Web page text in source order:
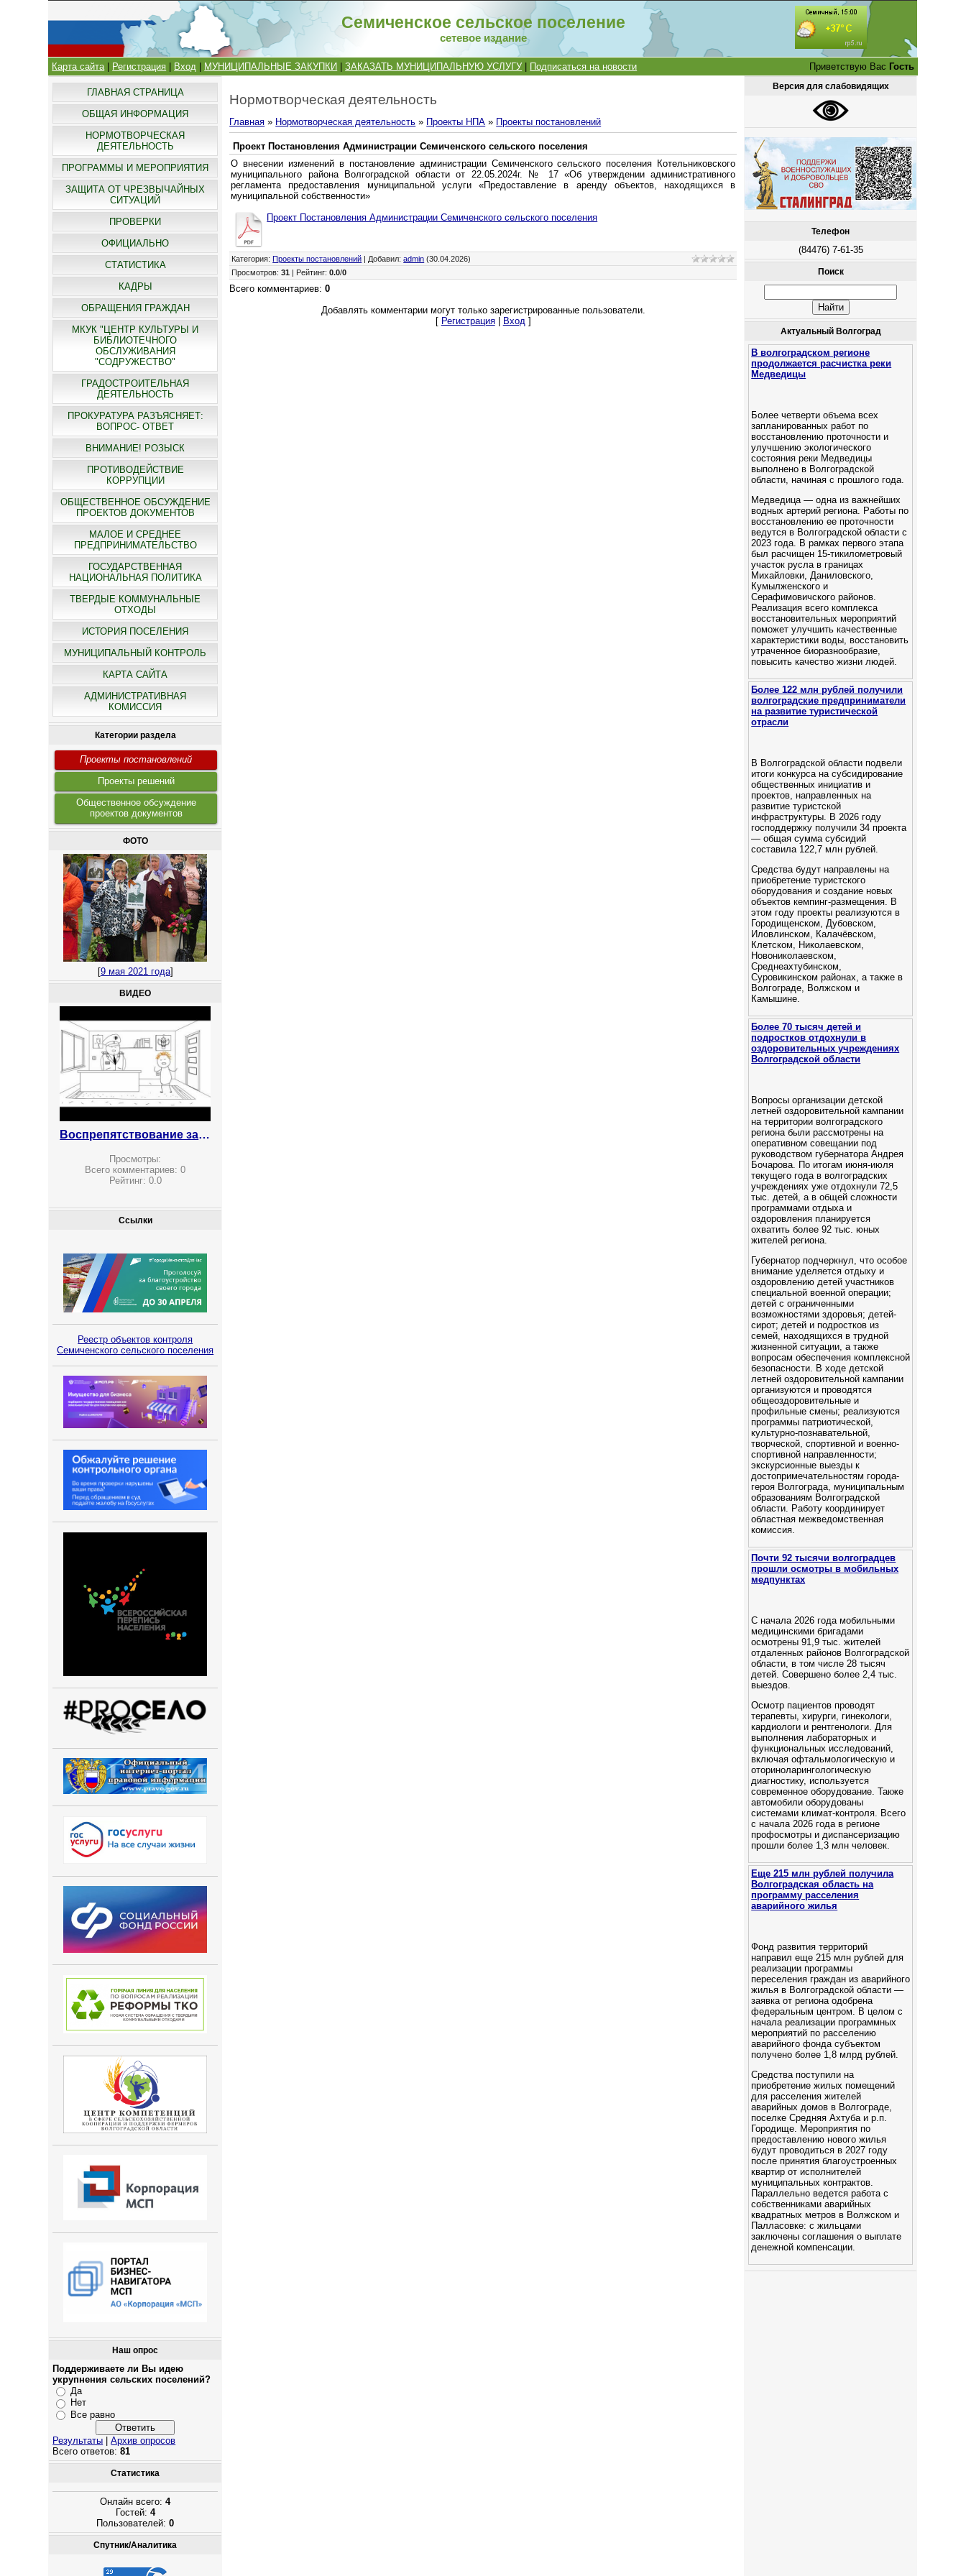
Семиченское сельское поселение
сетевое издание
Карта сайта| Регистрация Вход МУНИЦИПАЛЬНЫЕ ЗАКУПКИ |ЗАКАЗАТЬ МУНИЦИПАЛЬНУЮ УСЛУГУ Подписаться на новости Приветствую Вас Гость
ГЛАВНАЯ СТРАНИЦА
ОБЩАЯ ИНФОРМАЦИЯ
НОРМОТВОРЧЕСКАЯ
ДЕЯТЕЛЬНОСТЬ
ПРОГРАММЫ И МЕРОПРИЯТИЯ
ЗАЩИТА ОТ ЧРЕЗВЫЧАЙНЫХ
СИТУАЦИЙ
ПРОВЕРКИ
ОФИЦИАЛЬНО
СТАТИСТИКА
КАДРЫ
ОБРАЩЕНИЯ ГРАЖДАН
МКУК "ЦЕНТР КУЛЬТУРЫ И
БИБЛИОТЕЧНОГО
ОБСЛУЖИВАНИЯ
"СОДРУЖЕСТВО"
ГРАДОСТРОИТЕЛЬНАЯ
ДЕЯТЕЛЬНОСТЬ
ПРОКУРАТУРА РАЗЪЯСНЯЕТ:
ВОПРОС- ОТВЕТ
ВНИМАНИЕ! РОЗЫСК
ПРОТИВОДЕЙСТВИЕ
КОРРУПЦИИ
ОБЩЕСТВЕННОЕ ОБСУЖДЕНИЕ
ПРОЕКТОВ ДОКУМЕНТОВ
МАЛОЕ И СРЕДНЕЕ
ПРЕДПРИНИМАТЕЛЬСТВО
ГОСУДАРСТВЕННАЯ
НАЦИОНАЛЬНАЯ ПОЛИТИКА
ТВЕРДЫЕ КОММУНАЛЬНЫЕ
ОТХОДЫ
ИСТОРИЯ ПОСЕЛЕНИЯ
МУНИЦИПАЛЬНЫЙ КОНТРОЛЬ
КАРТА САЙТА
АДМИНИСТРАТИВНАЯ
КОМИССИЯ
Категории раздела
Проекты постановлений
Проекты решений
Общественное обсуждение
проектов документов
ФОТО
[9 мая 2021 года]
ВИДЕО
Воспрепятствование законной предпринимательской деятельности
Просмотры:
Всего комментариев:0
Рейтинг: 0.0
Ссылки
Реестр объектов контроля
Семиченского сельского поселения
Наш опрос
Поддерживаете ли Вы идею
укрупнения сельских поселений?
Да
Нет
Все равно
Результаты |Архив опросов
Всего ответов:81
Статистика
Онлайн всего:4
Гостей: 4
Пользователей:0
Спутник/Аналитика
Нормотворческая деятельность
Главная » Нормотворческая деятельность » Проекты НПА » Проекты постановлений
Проект Постановления Администрации Семиченского сельского поселения
О внесении изменений в постановление администрации Семиченского сельского поселения Котельниковского
муниципального района Волгоградской области от 22.05.2024г. № 17 «Об утверждении административного
регламента предоставления муниципальной услуги «Предоставление в аренду объектов, находящихся в
муниципальной собственности»
Проект Постановления Администрации Семиченского сельского поселения
Категория: Проекты постановлений Добавил:admin (30.04.2026)
Просмотров:31 Рейтинг:0.0/0
Всего комментариев:0
Добавлять комментарии могут только зарегистрированные пользователи.
[ Регистрация| Вход]
Версия для слабовидящих
Телефон
(84476) 7-61-35
Поиск
Актуальный Волгоград
В волгоградском регионе
продолжается расчистка реки
Медведицы
Более четверти объема всех
запланированных работ по
восстановлению проточности и
улучшению экологического
состояния реки Медведицы
выполнено в Волгоградской
области, начиная с прошлого года.
Медведица — одна из важнейших
водных артерий региона. Работы по
восстановлению ее проточности
ведутся в Волгоградской области с
2023 года. В рамках первого этапа
был расчищен 15-тикилометровый
участок русла в границах
Михайловки, Даниловского,
Кумылженского и
Серафимовичского районов.
Реализация всего комплекса
восстановительных мероприятий
поможет улучшить качественные
характеристики воды, восстановить
утраченное биоразнообразие,
повысить качество жизни людей.
Более 122 млн рублей получили
волгоградские предприниматели
на развитие туристической
отрасли
В Волгоградской области подвели
итоги конкурса на субсидирование
общественных инициатив и
проектов, направленных на
развитие туристской
инфраструктуры. В 2026 году
господдержку получили 34 проекта
— общая сумма субсидий
составила 122,7 млн рублей.
Средства будут направлены на
приобретение туристского
оборудования и создание новых
объектов кемпинг‑размещения. В
этом году проекты реализуются в
Городищенском, Дубовском,
Иловлинском, Калачёвском,
Клетском, Николаевском,
Новониколаевском,
Среднеахтубинском,
Суровикинском районах, а также в
Волгограде, Волжском и
Камышине.
Более 70 тысяч детей и
подростков отдохнули в
оздоровительных учреждениях
Волгоградской области
Вопросы организации детской
летней оздоровительной кампании
на территории волгоградского
региона были рассмотрены на
оперативном совещании под
руководством губернатора Андрея
Бочарова. По итогам июня-июля
текущего года в волгоградских
учреждениях уже отдохнули 72,5
тыс. детей, а в общей сложности
программами отдыха и
оздоровления планируется
охватить более 92 тыс. юных
жителей региона.
Губернатор подчеркнул, что особое
внимание уделяется отдыху и
оздоровлению детей участников
специальной военной операции;
детей с ограниченными
возможностями здоровья; детей-
сирот; детей и подростков из
семей, находящихся в трудной
жизненной ситуации, а также
вопросам обеспечения комплексной
безопасности. В ходе детской
летней оздоровительной кампании
организуются и проводятся
общеоздоровительные и
профильные смены; реализуются
программы патриотической,
культурно-познавательной,
творческой, спортивной и военно-
спортивной направленности;
экскурсионные выезды к
достопримечательностям города-
героя Волгограда, муниципальным
образованиям Волгоградской
области. Работу координирует
областная межведомственная
комиссия.
Почти 92 тысячи волгоградцев
прошли осмотры в мобильных
медпунктах
С начала 2026 года мобильными
медицинскими бригадами
осмотрены 91,9 тыс. жителей
отдаленных районов Волгоградской
области, в том числе 28 тысяч
детей. Cовершено более 2,4 тыс.
выездов.
Осмотр пациентов проводят
терапевты, хирурги, гинекологи,
кардиологи и рентгенологи. Для
выполнения лабораторных и
функциональных исследований,
включая офтальмологическую и
оториноларингологическую
диагностику, используется
современное оборудование. Также
автомобили оборудованы
системами климат-контроля. Всего
с начала 2026 года в регионе
профосмотры и диспансеризацию
прошли более 1,3 млн человек.
Еще 215 млн рублей получила
Волгоградская область на
программу расселения
аварийного жилья
Фонд развития территорий
направил еще 215 млн рублей для
реализации программы
переселения граждан из аварийного
жилья в Волгоградской области —
заявка от региона одобрена
федеральным центром. В целом с
начала реализации программных
мероприятий по расселению
аварийного фонда субъектом
получено более 1,8 млрд рублей.
Средства поступили на
приобретение жилых помещений
для расселения жителей
аварийных домов в Волгограде,
поселке Средняя Ахтуба и р.п.
Городище. Мероприятия по
предоставлению нового жилья
будут проводиться в 2027 году
после принятия благоустроенных
квартир от исполнителей
муниципальных контрактов.
Параллельно ведется работа с
собственниками аварийных
квадратных метров в Волжском и
Палласовке: с жильцами
заключены соглашения о выплате
денежной компенсации.